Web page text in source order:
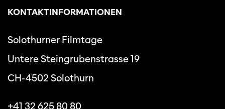
KONTAKTINFORMATIONEN
Solothurner Filmtage
Untere Steingrubenstrasse 19
CH-4502 Solothurn
+41 32 625 80 80